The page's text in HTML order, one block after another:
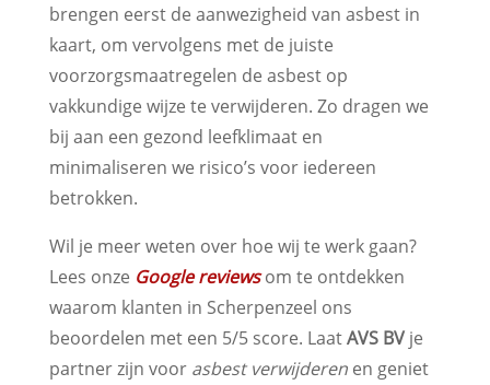
brengen eerst de aanwezigheid van asbest in
kaart, om vervolgens met de juiste
voorzorgsmaatregelen de asbest op
vakkundige wijze te verwijderen. Zo dragen we
bij aan een gezond leefklimaat en
minimaliseren we risico’s voor iedereen
betrokken.
Wil je meer weten over hoe wij te werk gaan?
Lees onze Google reviewsom te ontdekken
waarom klanten in Scherpenzeel ons
beoordelen met een 5/5 score. LaatAVS BVje
partner zijn voor asbest verwijderenen geniet